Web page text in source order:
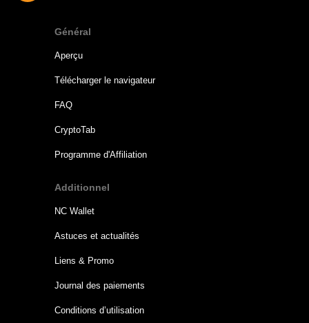
Général
Aperçu
Télécharger le navigateur
FAQ
CryptoTab
Programme d'Affiliation
Additionnel
NC Wallet
Astuces et actualités
Liens & Promo
Journal des paiements
Conditions d’utilisation